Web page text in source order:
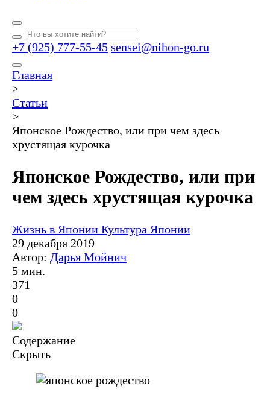
+7 (925) 777-55-45 sensei@nihon-go.ru
Главная
>
Статьи
>
Японское Рождество, или при чем здесь
хрустящая курочка
Японское Рождество, или при
чем здесь хрустящая курочка
Жизнь в Японии Культура Японии
29 декабря 2019
Автор: Дарья Мойнич
5 мин.
371
0
0
Содержание
Скрыть